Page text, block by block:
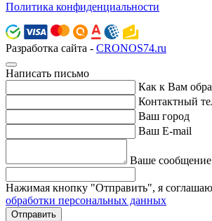
Политика конфиденциальности
Разработка сайта - CRONOS74.ru
Написать письмо
Как к Вам
Контактный
Ваш город
Ваш E-mail
Ваше сообщение
Нажимая кнопку "Отправить", я
обработки персональных данных
Отправить